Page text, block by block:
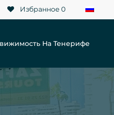
Избранное 0
На Тенерифе